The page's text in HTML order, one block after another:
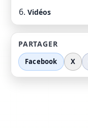
Vidéos
PARTAGER
Facebook X